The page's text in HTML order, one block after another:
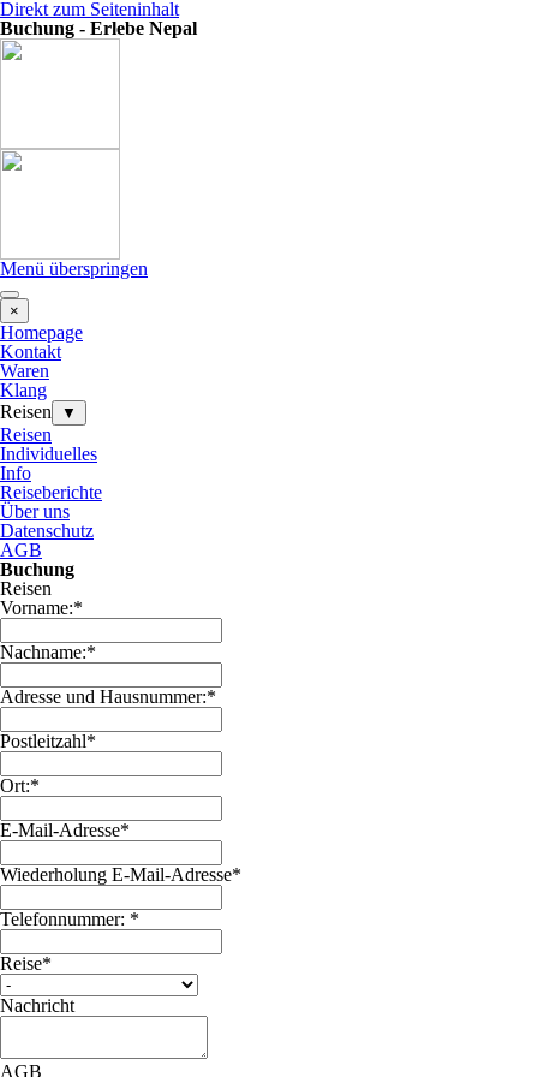
Direkt zum Seiteninhalt
Buchung - Erlebe Nepal
Menü überspringen
×
Homepage
Kontakt
Waren
Klang
Reisen
▼
Reisen
Individuelles
Info
Reiseberichte
Über uns
Datenschutz
AGB
Buchung
Reisen
Vorname:*
Nachname:*
Adresse und Hausnummer:*
Postleitzahl*
Ort:*
E-Mail-Adresse*
Wiederholung E-Mail-Adresse*
Telefonnummer: *
Reise*
Nachricht
AGB